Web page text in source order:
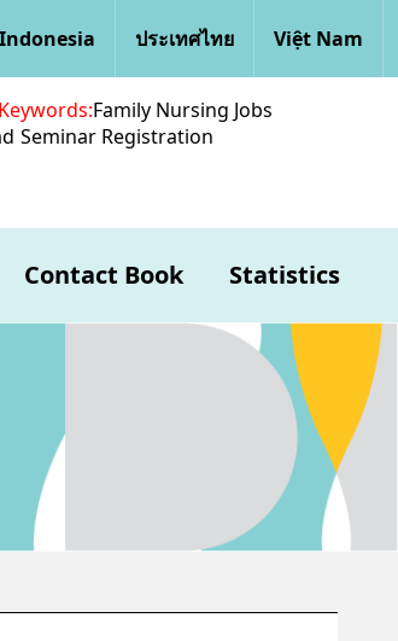
Indonesia ประเทศไทย Việt Nam
Family Nursing Jobs
Seminar Registration
Contact Book Statistics